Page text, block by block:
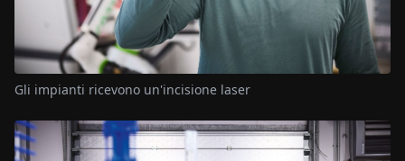
Gli impianti ricevono un'incisione laser